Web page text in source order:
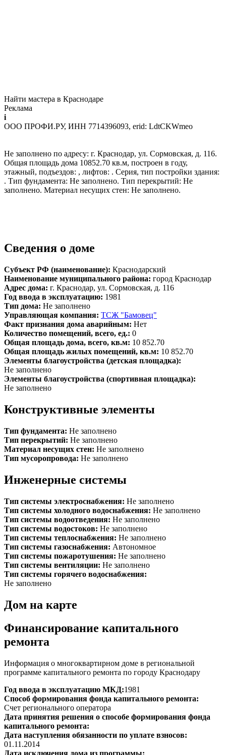
Найти мастера в Краснодаре
Реклама
i
ООО ПРОФИ.РУ, ИНН 7714396093, erid: LdtCKWmeo
Не заполнено по адресу: г. Краснодар, ул. Сормовская, д. 116.
Общая площадь дома 10852.70 кв.м, построен в году,
этажный, подъездов: , лифтов: . Серия, тип постройки здания:
. Тип фундамента: Не заполнено. Тип перекрытий: Не
заполнено. Материал несущих стен: Не заполнено.
Сведения о доме
Субъект РФ (наименование): Краснодарский
Наименование муниципального района: город Краснодар
Адрес дома: г. Краснодар, ул. Сормовская, д. 116
Год ввода в эксплуатацию: 1981
Тип дома: Не заполнено
Управляющая компания: ТСЖ "Бамовец"
Факт признания дома аварийным: Нет
Количество помещений, всего, ед.: 0
Общая площадь дома, всего, кв.м: 10 852.70
Общая площадь жилых помещений, кв.м: 10 852.70
Элементы благоустройства (детская площадка):
Не заполнено
Элементы благоустройства (спортивная площадка):
Не заполнено
Конструктивные элементы
Тип фундамента: Не заполнено
Тип перекрытий: Не заполнено
Материал несущих стен: Не заполнено
Тип мусоропровода: Не заполнено
Инженерные системы
Тип системы электроснабжения: Не заполнено
Тип системы холодного водоснабжения: Не заполнено
Тип системы водоотведения: Не заполнено
Тип системы водостоков: Не заполнено
Тип системы теплоснабжения: Не заполнено
Тип системы газоснабжения: Автономное
Тип системы пожаротушения: Не заполнено
Тип системы вентиляции: Не заполнено
Тип системы горячего водоснабжения:
Не заполнено
Дом на карте
Финансирование капитального
ремонта
Информация о многоквартирном доме в региональной
программе капитального ремонта по городу Краснодару
Год ввода в эксплуатацию МКД:1981
Способ формирования фонда капитального ремонта:
Счет регионального оператора
Дата принятия решения о способе формирования фонда
капитального ремонта:
Дата наступления обязанности по уплате взносов:
01.11.2014